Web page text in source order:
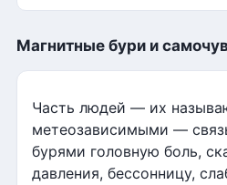
Магнитные бури и
Часть людей — их
метеозависимыми —
бурями головную боль,
давления, бессонницу,